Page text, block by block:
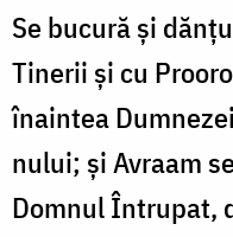
Se bucură şi
Tinerii şi cu
înaintea
nului; şi Avraam
Domnul Întrupat,